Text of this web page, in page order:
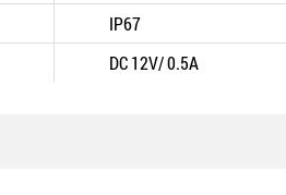
IP67
DC 12V/ 0.5A